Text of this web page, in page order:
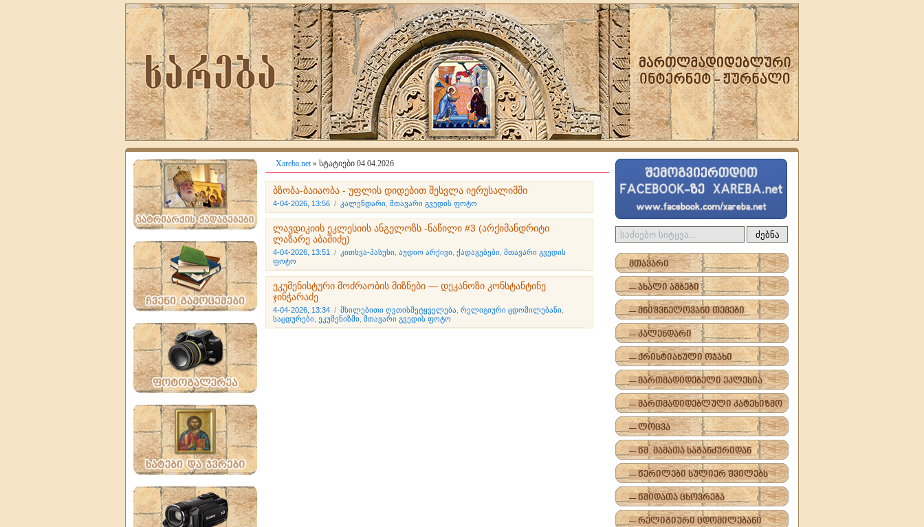
Xareba.net» სტატიები 04.04.2026
ბზობა-ბაიაობა - უფლის დიდებით შესვლა იერუსალიმში
4-04-2026, 13:56 / კალენდარი მთავარი გვედის ფოტო
ლავდიკიის ეკლესიის ანგელოზს -ნაწილი #3 (არქიმანდრიტი
ლაზარე აბაშიძე)
4-04-2026, 13:51 / კითხვა-პასუხი აუდიო არქივი ქადაგებები მთავარი გვედის
ფოტო
ეკუმენისტური მოძრაობის მიზნები — დეკანოზი კონსტანტინე
ჯინჭარაძე
4-04-2026, 13:34 / მხილებითი ღვთისმეტყველება რელიგიური ცდომილებანი
საცდურები ეკუმენიზმი მთავარი გვედის ფოტო
ძებნა
მთავარი
-- ახალი ამბები
-- მნიშვნელოვანი თემები
-- კალენდარი
-- ქრისტიანული ოჯახი
-- მართმადიდებელი ეკლესია
-- მართმადიდებლული კატეხიზმო
-- ლოცვა
-- წმ. მამათა საგანძურიდან
-- წერილები სულიერ შვილებს
-- წმიდათა ცხოვრება
-- რელიგიური ცდომილებანი